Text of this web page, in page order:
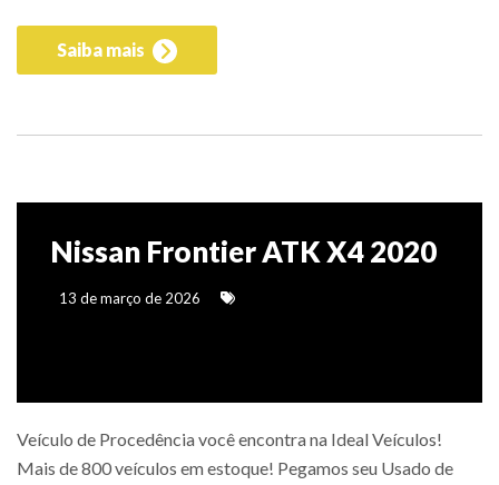
Saiba mais
Nissan Frontier ATK X4 2020
13 de março de 2026
Veículo de Procedência você encontra na Ideal Veículos!
Mais de 800 veículos em estoque! Pegamos seu Usado de